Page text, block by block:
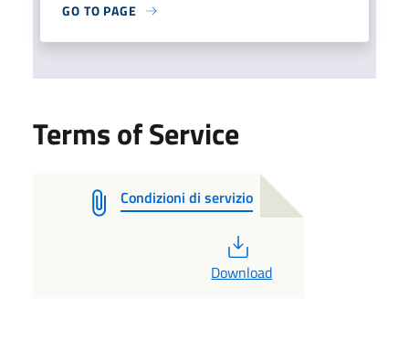
GO TO PAGE
Terms of Service
Condizioni di servizio
Download